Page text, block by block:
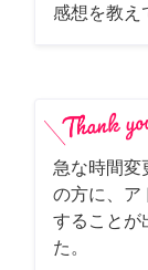
感想を教え
急な時間変
の方に、ア
することが
た。